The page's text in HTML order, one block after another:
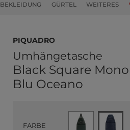
BEKLEIDUNG GÜRTEL WEITERES
PIQUADRO
Umhängetasche
Black Square
Blu Oceano
FARBE